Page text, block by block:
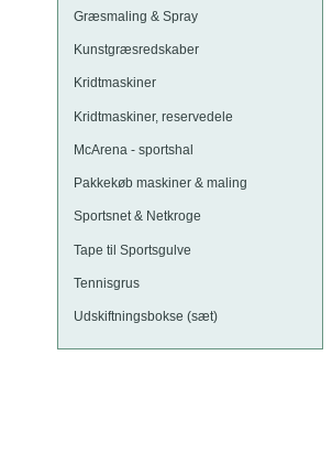
Græsmaling & Spray
Kunstgræsredskaber
Kridtmaskiner
Kridtmaskiner, reservedele
McArena - sportshal
Pakkekøb maskiner & maling
Sportsnet & Netkroge
Tape til Sportsgulve
Tennisgrus
Udskiftningsbokse (sæt)